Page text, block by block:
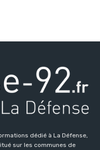
dédié à La Défense,
sur les communes de